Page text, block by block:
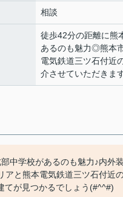
相談
徒歩42分の距離に熊
あるのも魅力◎熊本
電気鉄道三ツ石付近
介させていただきま
中学校があるのも魅力♪内外
アと熊本電気鉄道三ツ石付近
てが見つかるでしょう(#^^#)